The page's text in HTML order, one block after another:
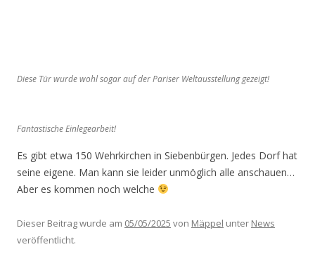
Diese Tür wurde wohl sogar auf der Pariser Weltausstellung gezeigt!
Fantastische Einlegearbeit!
Es gibt etwa 150 Wehrkirchen in Siebenbürgen. Jedes Dorf hat
seine eigene. Man kann sie leider unmöglich alle anschauen…
Aber es kommen noch welche
Dieser Beitrag wurde am 05/05/2025 von Mäppel unter News
veröffentlicht.